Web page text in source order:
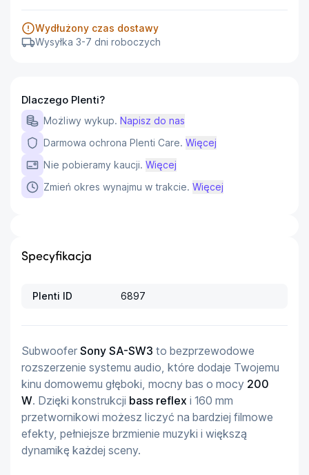
Wydłużony czas dostawy
Wysyłka 3-7 dni roboczych
Dlaczego Plenti?
Możliwy wykup. Napisz do nas
Darmowa ochrona Plenti Care. Więcej
Nie pobieramy kaucji. Więcej
Zmień okres wynajmu w trakcie. Więcej
Specyfikacja
Plenti ID 6897
Subwoofer Sony SA-SW3 to bezprzewodowe
rozszerzenie systemu audio, które dodaje Twojemu
kinu domowemu głęboki, mocny bas o mocy 200
W. Dzięki konstrukcji bass reflex i 160 mm
przetwornikowi możesz liczyć na bardziej filmowe
efekty, pełniejsze brzmienie muzyki i większą
dynamikę każdej sceny.